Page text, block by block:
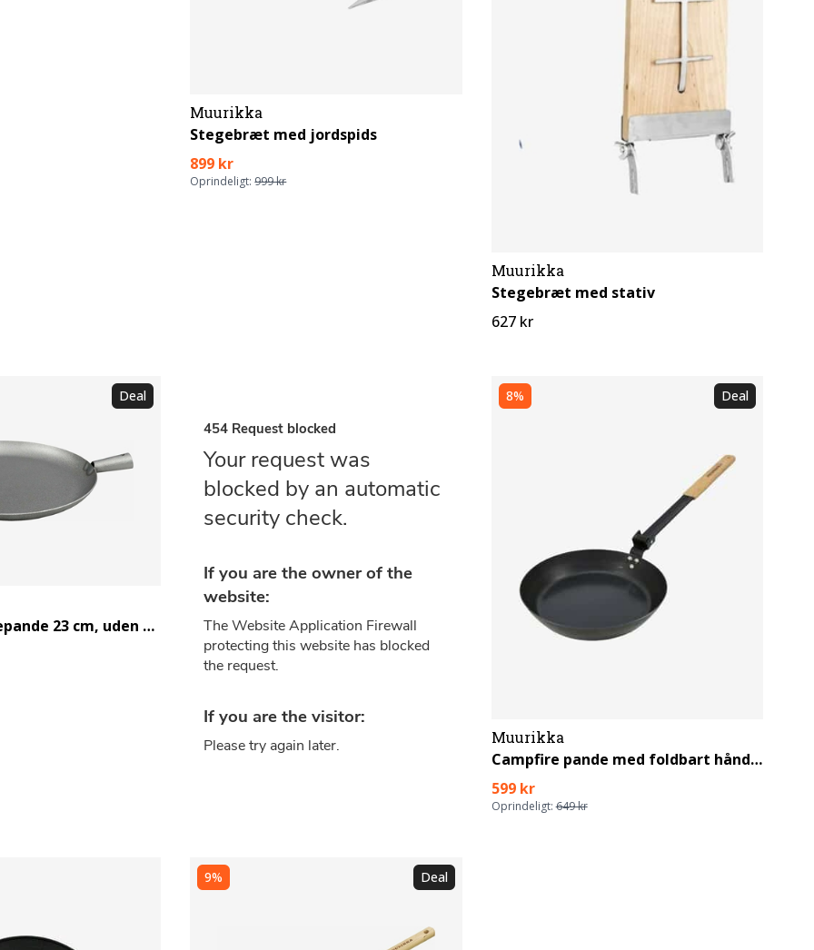
Muurikka
Stegebræt med jordspids
899 kr
Oprindeligt:999 kr
Muurikka
Stegebræt med stativ
627 kr
Deal
Campfire stegepande 23 cm, uden håndtag
8% Deal
Muurikka
Campfire pande med foldbart håndtag
599 kr
Oprindeligt:649 kr
9% Deal